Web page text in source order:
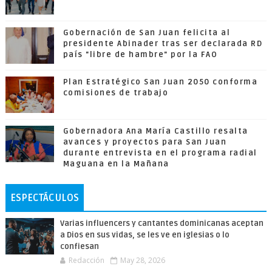
Gobernación de San Juan felicita al
presidente Abinader tras ser declarada RD
país "libre de hambre" por la FAO
Plan Estratégico San Juan 2050 conforma
comisiones de trabajo
Gobernadora Ana María Castillo resalta
avances y proyectos para San Juan
durante entrevista en el programa radial
Maguana en la Mañana
ESPECTÁCULOS
Varias influencers y cantantes dominicanas aceptan
a Dios en sus vidas, se les ve en iglesias o lo
confiesan
Redacción May 28, 2026